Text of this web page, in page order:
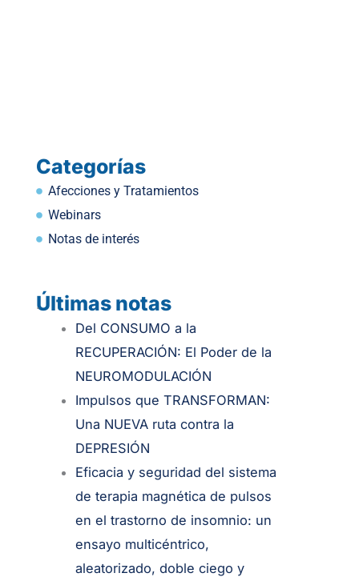
Categorías
Afecciones y Tratamientos
Webinars
Notas de interés
Últimas notas
.
Del CONSUMO a la
RECUPERACIÓN: El Poder de la
NEUROMODULACIÓN
Impulsos que TRANSFORMAN:
Una NUEVA ruta contra la
DEPRESIÓN
Eficacia y seguridad del sistema
de terapia magnética de pulsos
en el trastorno de insomnio: un
ensayo multicéntrico,
aleatorizado, doble ciego y